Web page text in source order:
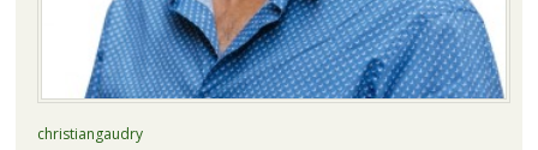
christiangaudry